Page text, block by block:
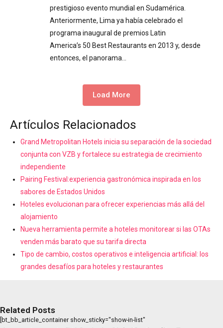
prestigioso evento mundial en Sudamérica.
Anteriormente, Lima ya había celebrado el
programa inaugural de premios Latin
America’s 50 Best Restaurants en 2013 y, desde
entonces, el panorama…
Load More
Artículos Relacionados
Grand Metropolitan Hotels inicia su separación de la sociedad
conjunta con VZB y fortalece su estrategia de crecimiento
independiente
Pairing Festival:experiencia gastronómica inspirada en los
sabores de Estados Unidos
Hoteles evolucionan para ofrecer experiencias más allá del
alojamiento
Nueva herramienta permite a hoteles monitorear si las OTAs
venden más barato que su tarifa directa
Tipo de cambio, costos operativos e inteligencia artificial: los
grandes desafíos para hoteles y restaurantes
Related Posts
[bt_bb_article_container show_sticky="show-in-list"